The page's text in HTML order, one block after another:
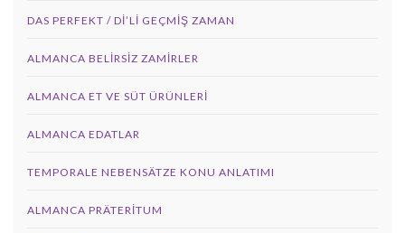
DAS PERFEKT / Dİ’Lİ GEÇMİŞ ZAMAN
ALMANCA BELIRSIZ ZAMIRLER
ALMANCA ET VE SÜT ÜRÜNLERI
ALMANCA EDATLAR
TEMPORALE NEBENSÄTZE KONU ANLATIMI
ALMANCA PRÄTERITUM